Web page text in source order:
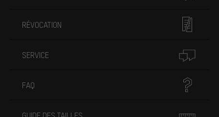
RÉVOCATION
SERVICE
FAQ